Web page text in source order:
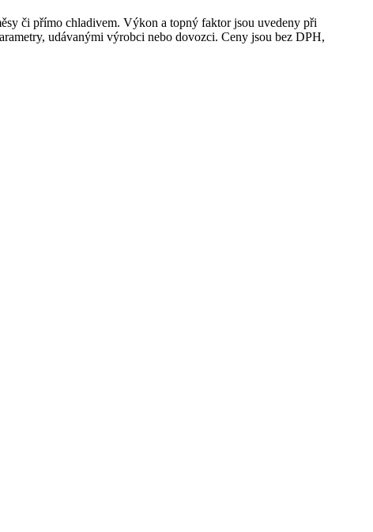
či přímo chladivem. Výkon a topný faktor jsou uvedeny při
udávanými výrobci nebo dovozci. Ceny jsou bez DPH,